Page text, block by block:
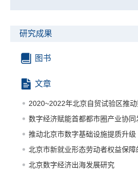
研究成果
图书
文章
2020~2022年北京自贸试验区推动数字经
数字经济赋能首都都市圈产业协
推动北京市数字基础设施提质升级 助力全球
北京市新就业形态劳动者权益保
北京数字经济出海发展研究